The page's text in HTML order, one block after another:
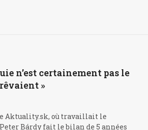
n’est certainement pas le
»
Aktuality.sk, où travaillait le
Bárdy fait le bilan de 5 années